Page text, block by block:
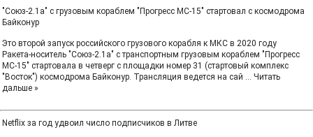
"Союз-2.1а" с грузовым кораблем "Прогресс МС-15" стартовал с космодрома
Байконур
Это второй запуск российского грузового корабля к МКС в 2020 году
Ракета-носитель "Союз-2.1а" с транспортным грузовым кораблем "Прогресс
МС-15" стартовала в четверг с площадки номер 31 (стартовый комплекс
"Восток") космодрома Байконур. Трансляция ведется на сай ... Читать
дальше »
Netflix за год удвоил число подписчиков в Литве